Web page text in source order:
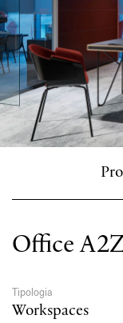
Français
Deutsch
Español
Русский
Nord America
Resto del
Office
Tipologia
Workspaces